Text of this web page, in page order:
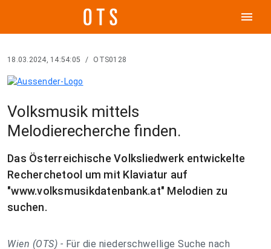
menu
18.03.2024, 14:54:05 / OTS0128
Volksmusik mittels
Melodierecherche finden.
Das Österreichische Volksliedwerk entwickelte
Recherchetool um mit Klaviatur auf
"www.volksmusikdatenbank.at" Melodien zu
suchen.
Wien (OTS) - Für die niederschwellige Suche nach